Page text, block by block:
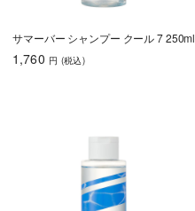
サマーバー シャンプー クール 7 250ml
1,760 円 (税込)